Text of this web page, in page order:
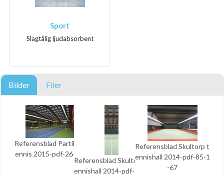
Sport
Slagtålig ljudabsorbent
Bilder Filer
Referensblad Partille T
ennis 2015-pdf-26-1-2
Referensblad Skultorp t
ennishall 2014-pdf-84-1
Referensblad Skultorp t
ennishall 2014-pdf-85-1
-67
Länken ovan kommer att bakas in i ditt tips!